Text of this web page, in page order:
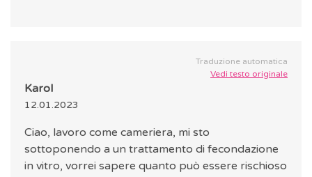
Traduzione automatica
Vedi testo originale
Karol
12.01.2023
Ciao, lavoro come cameriera, mi sto
sottoponendo a un trattamento di fecondazione
in vitro, vorrei sapere quanto può essere rischioso